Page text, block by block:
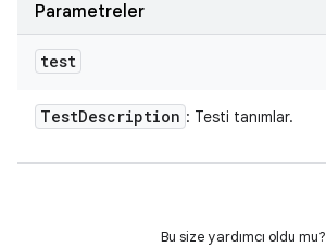
Parametreler
test
TestDescription : Testi tanımlar.
Bu size yardımcı oldu mu?